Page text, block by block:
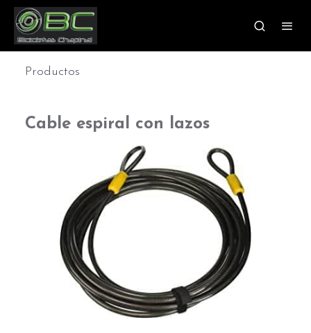
Productos
Cable espiral con lazos